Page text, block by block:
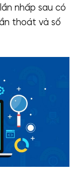
nhấp sau có
thoát và số